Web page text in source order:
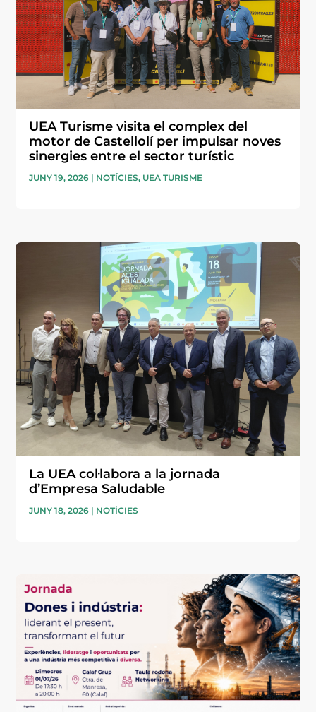
UEA Turisme visita el complex del
motor de Castellolí per impulsar noves
sinergies entre el sector turístic
JUNY 19, 2026 | NOTÍCIES, UEA TURISME
La UEA col·labora a la jornada
d’Empresa Saludable
JUNY 18, 2026 | NOTÍCIES